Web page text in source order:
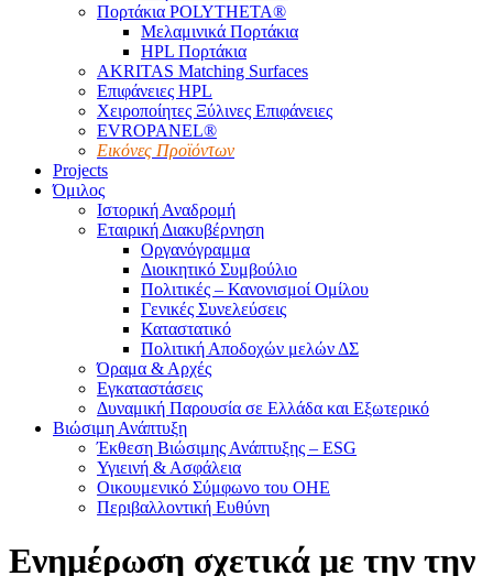
Πορτάκια POLYTHETA®
Μελαμινικά Πορτάκια
HPL Πορτάκια
AKRITAS Matching Surfaces
Επιφάνειες HPL
Χειροποίητες Ξύλινες Επιφάνειες
EVROPANEL®
Εικόνες Προϊόντων
Projects
Όμιλος
Ιστορική Αναδρομή
Εταιρική Διακυβέρνηση
Οργανόγραμμα
Διοικητικό Συμβούλιο
Πολιτικές – Κανονισμοί Ομίλου
Γενικές Συνελεύσεις
Καταστατικό
Πολιτική Αποδοχών μελών ΔΣ
Όραμα & Αρχές
Εγκαταστάσεις
Δυναμική Παρουσία σε Ελλάδα και Εξωτερικό
Βιώσιμη Ανάπτυξη
Έκθεση Βιώσιμης Ανάπτυξης – ESG
Υγιεινή & Ασφάλεια
Οικουμενικό Σύμφωνο του ΟΗΕ
Περιβαλλοντική Ευθύνη
Ενημέρωση σχετικά με την την